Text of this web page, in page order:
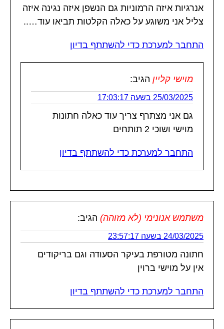
אנרגיות איזה הרמוניות גם הנשפן איזה נגינה איזה
צליל אני משוגע על כאלה הקלטות תביאו עוד…..
התחבר למערכת כדי להשתתף בדיון
מוישי קליין הגיב:
25/03/2025 בשעה 17:03:17
גם אני מצתרף צריך עוד כאלה חתונות
מוישי ושוכי 2 תותחים
התחבר למערכת כדי להשתתף בדיון
משתמש אנונימי (לא מזוהה) הגיב:
24/03/2025 בשעה 23:57:17
חתונה מטורפת בעיקר הסעודה וגם בריקודים
אין על מוישי ברוין
התחבר למערכת כדי להשתתף בדיון